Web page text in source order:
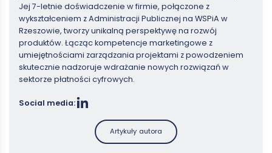
Jej 7-letnie doświadczenie w firmie, połączone z
wykształceniem z Administracji Publicznej na WSPiA w
Rzeszowie, tworzy unikalną perspektywę na rozwój
produktów. Łącząc kompetencje marketingowe z
umiejętnościami zarządzania projektami z powodzeniem
skutecznie nadzoruje wdrażanie nowych rozwiązań w
sektorze płatności cyfrowych.
Social media:
Artykuły autora